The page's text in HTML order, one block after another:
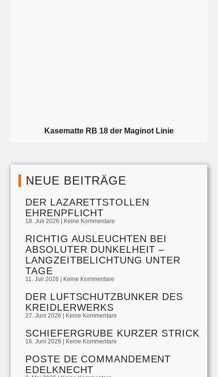
Kasematte RB 18 der Maginot Linie
NEUE BEITRÄGE
DER LAZARETTSTOLLEN
EHRENPFLICHT
18. Juli 2026 Keine Kommentare
RICHTIG AUSLEUCHTEN BEI
ABSOLUTER DUNKELHEIT –
LANGZEITBELICHTUNG UNTER
TAGE
11. Juli 2026 Keine Kommentare
DER LUFTSCHUTZBUNKER DES
KREIDLERWERKS
27. Juni 2026 Keine Kommentare
SCHIEFERGRUBE KURZER STRICK
16. Juni 2026 Keine Kommentare
POSTE DE COMMANDEMENT
EDELKNECHT